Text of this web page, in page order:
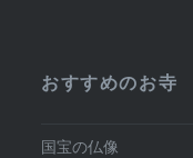
おすすめのお寺
国宝の仏像